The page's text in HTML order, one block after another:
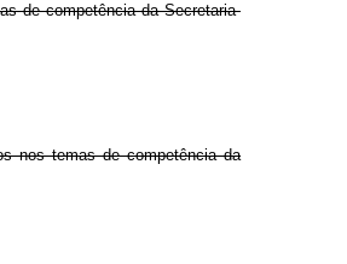
de competência da Secretaria-
nos temas de competência da